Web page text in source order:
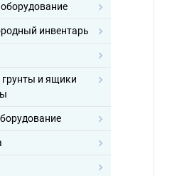
инвентарь
грунты и ящики